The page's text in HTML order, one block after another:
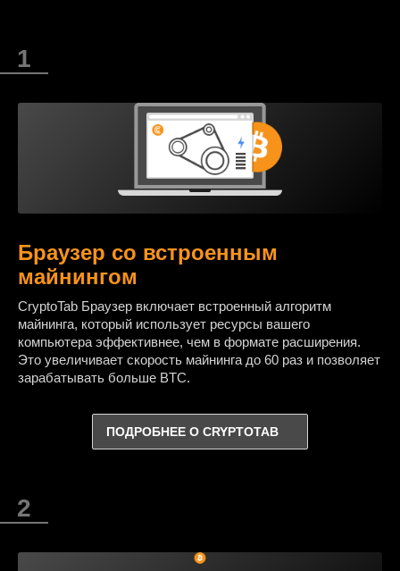
Браузер со встроенным
майнингом
CryptoTab Браузер включает встроенный алгоритм
майнинга, который использует ресурсы вашего
компьютера эффективнее, чем в формате расширения.
Это увеличивает скорость майнинга до 60 раз и позволяет
зарабатывать больше BTC.
ПОДРОБНЕЕ О CRYPTOTAB